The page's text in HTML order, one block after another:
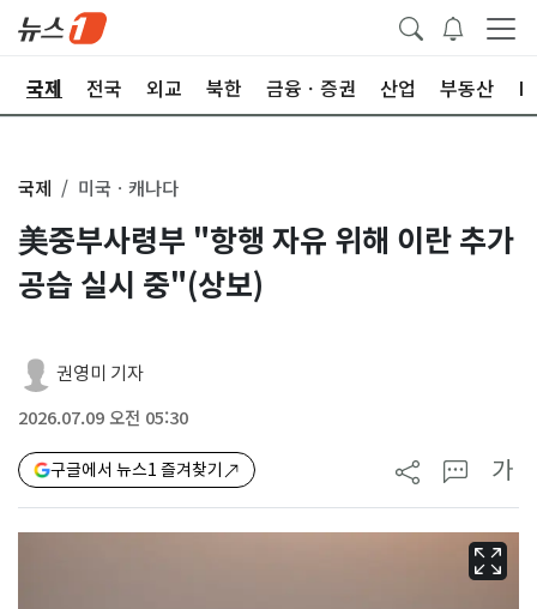
국제 전국 외교 북한 금융ㆍ증권 산업 부동산
국제 미국ㆍ캐나다
美중부사령부 "항행 자유 위해 이란 추가
공습 실시 중"(상보)
권영미 기자
2026.07.09 오전 05:30
구글에서 뉴스1 즐겨찾기 가